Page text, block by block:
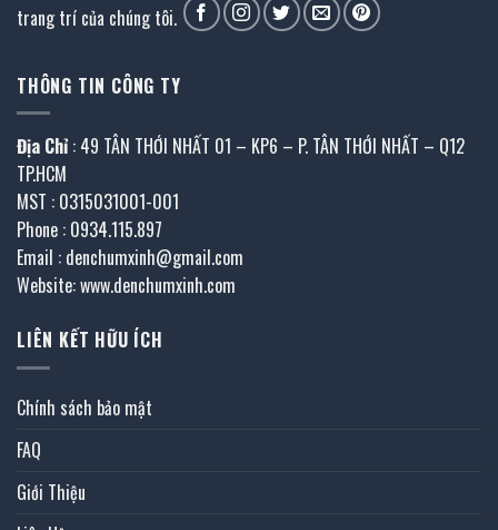
trang trí của chúng tôi.
THÔNG TIN CÔNG TY
Địa Chỉ : 49 TÂN THỚI NHẤT 01 – KP6 – P. TÂN THỚI NHẤT – Q12
TP.HCM
MST : 0315031001-001
Phone : 0934.115.897
Email : denchumxinh@gmail.com
Website: www.denchumxinh.com
LIÊN KẾT HỮU ÍCH
Chính sách bảo mật
FAQ
Giới Thiệu